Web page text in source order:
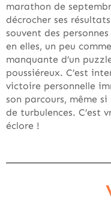
marathon de
décrocher ses
souvent des
en elles, un peu
manquante d’un
poussiéreux. C’est
victoire personnelle
son parcours, même
de turbulences. C’est
éclore !